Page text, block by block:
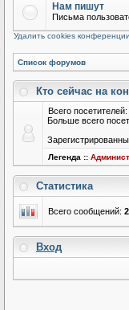
Нам пишут
Письма
Удалить cookies конференции
Список форумов
Кто сейчас на
Всего посетителей:
Больше всего
Легенда ::
Статистика
Всего сообщений:
Вход